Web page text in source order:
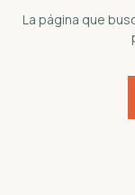
La página que